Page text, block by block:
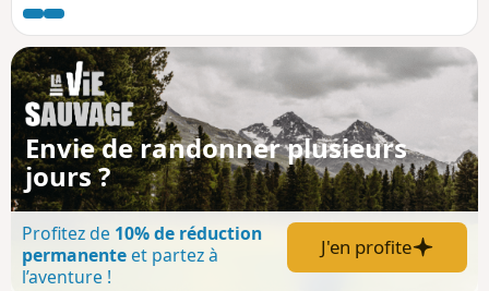
quelques chevreuils.
Envie de randonner plusieurs
jours ?
Profitez de 10% de réduction
permanenteet partez à
l’aventure !
J'en profite